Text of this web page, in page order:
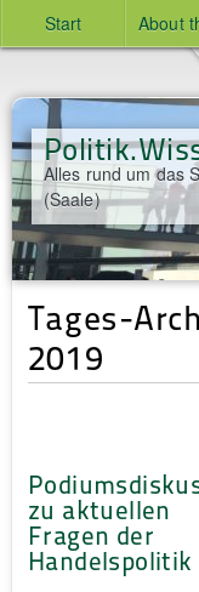
Start About
Alles rund um das
(Saale)
Tages-
2019
zu aktuellen
Fragen der
Handelspolitik